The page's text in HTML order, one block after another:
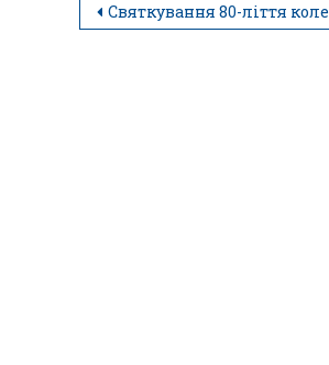
Святкування 80-ліття коледжу